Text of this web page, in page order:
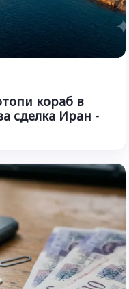
кораб в
сделка Иран -